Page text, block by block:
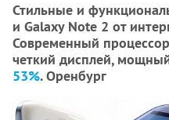
Стильные и
и Galaxy Note 2 от
Современный
четкий дисплей,
53%. Оренбург